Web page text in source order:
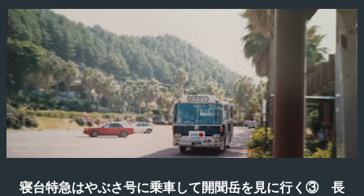
寝台特急はやぶさ号に乗車して開聞岳を見に行く③ 長